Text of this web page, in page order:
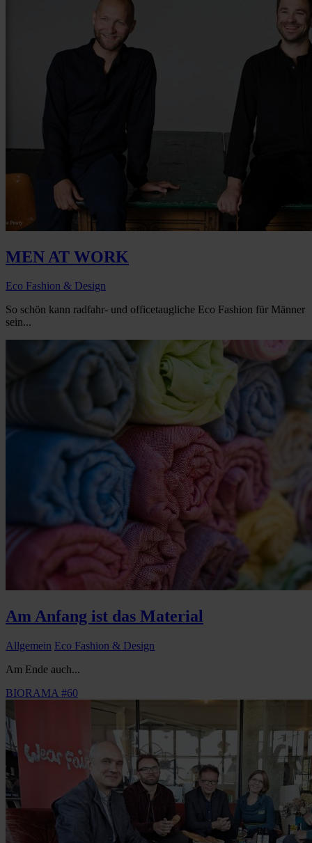
MEN AT WORK
Eco Fashion & Design
So schön kann radfahr- und officetaugliche Eco Fashion für Männer
sein...
Am Anfang ist das Material
Allgemein Eco Fashion & Design
Am Ende auch...
BIORAMA #60